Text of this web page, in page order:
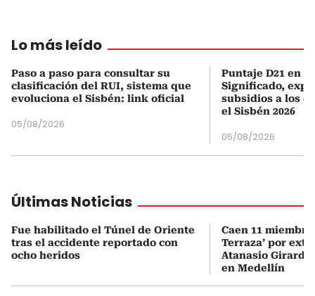
Lo más leído
Paso a paso para consultar su
clasificación del RUI, sistema que
evoluciona el Sisbén: link oficial
05/08/2026
Puntaje D21 en
Significado,
subsidios a los
el Sisbén 2026
06/08/2026
Últimas Noticias
Fue habilitado el Túnel de Oriente
tras el accidente reportado con
ocho heridos
Caen 11
Terraza’ por
Atanasio
en Medellín